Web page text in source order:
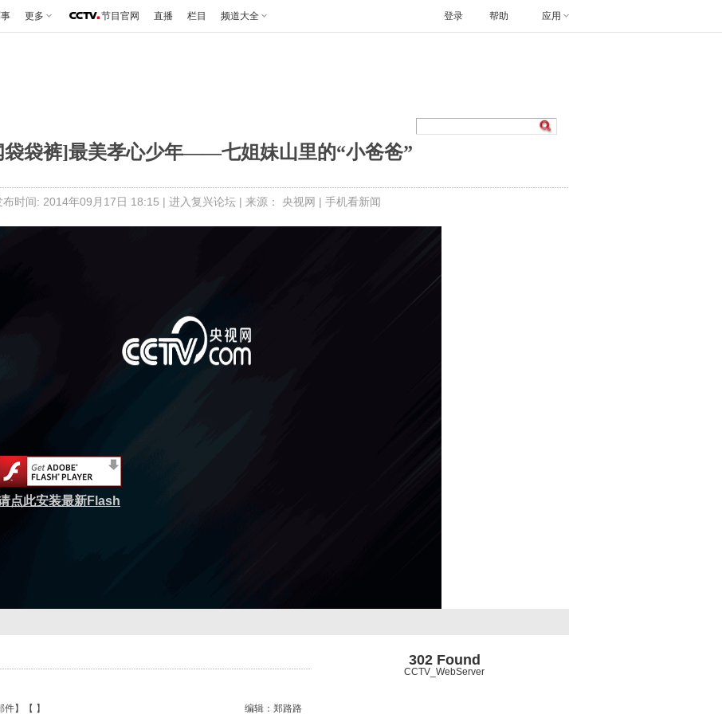
更多 节目官网 直播 栏目 频道大全 帮助 应用
登录
袋袋裤]最美孝心少年——七姐妹山里的“小爸爸”
布时间: 2014年09月17日 18:15 | 进入复兴论坛 | 来源： 央视网 | 手机看新闻
点此安装最新Flash
302 Found
CCTV_WebServer
编辑：郑路路
件】【 】